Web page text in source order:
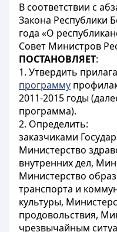
В соответствии с
Закона Республики
года «О
Совет Министров
ПОСТАНОВЛЯЕТ:
1. Утвердить
программу
2011-2015 годы
программа).
2. Определить:
заказчиками
Министерство
внутренних дел,
Министерство
транспорта и
культуры,
продовольствия,
чрезвычайным